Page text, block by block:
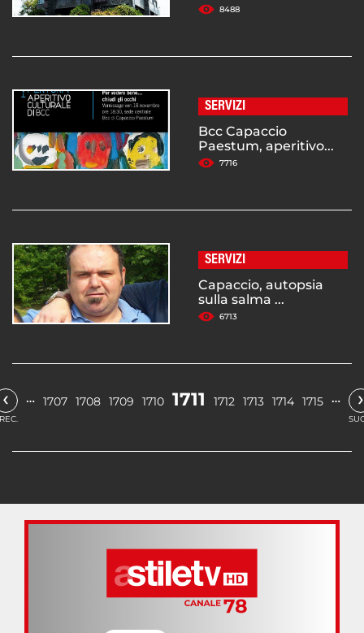
8488
SERVIZI
Bcc Capaccio
Paestum, aperitivo...
7716
SERVIZI
Capaccio, autopsia
sulla salma ...
6713
‹ … 1707 1708 1709 1710 1711 1712 1713 1714 1715 … ›